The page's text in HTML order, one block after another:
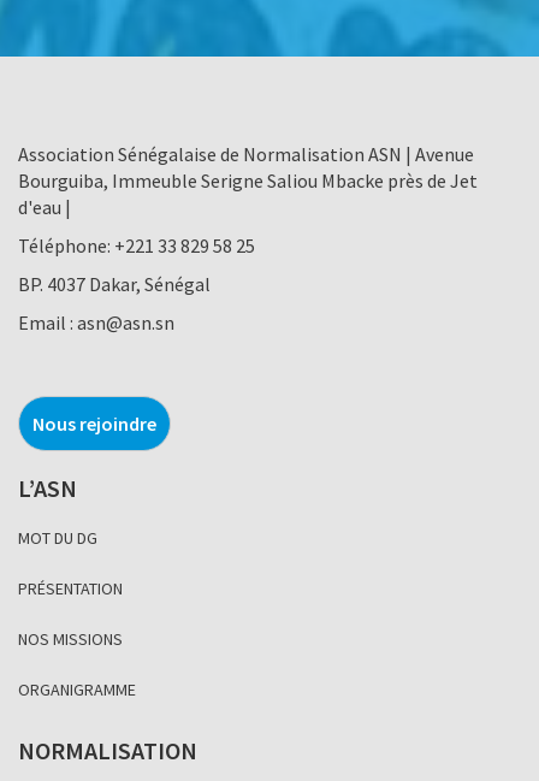
Association Sénégalaise de Normalisation ASN | Avenue
Bourguiba, Immeuble Serigne Saliou Mbacke près de Jet
d'eau |
Téléphone: +221 33 829 58 25
BP. 4037 Dakar, Sénégal
Email : asn@asn.sn
Nous rejoindre
L’ASN
MOT DU DG
PRÉSENTATION
NOS MISSIONS
ORGANIGRAMME
NORMALISATION